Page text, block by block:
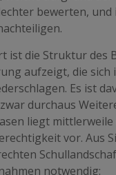
bewerten,
ist die Struktur des
aufzeigt, die sich
Es ist
durchaus
liegt mittlerweile
vor. Aus
notwendig: